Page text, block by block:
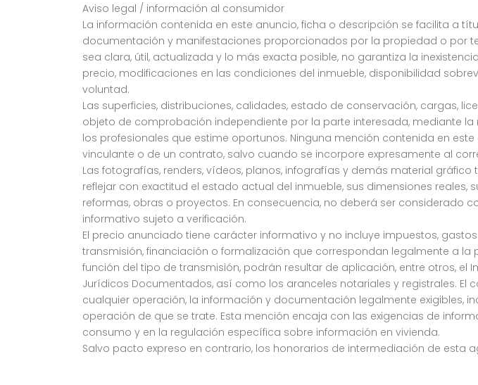
Aviso legal / información al consumidor
La información contenida en este anuncio, ficha o descripción se facilita a
documentación y manifestaciones proporcionados por la propiedad o por
sea clara, útil, actualizada y lo más exacta posible, no garantiza la
precio, modificaciones en las condiciones del inmueble, disponibilidad
voluntad.
Las superficies, distribuciones, calidades, estado de conservación, cargas,
objeto de comprobación independiente por la parte interesada, mediante
los profesionales que estime oportunos. Ninguna mención contenida en
vinculante o de un contrato, salvo cuando se incorpore expresamente al
Las fotografías, renders, vídeos, planos, infografías y demás material
reflejar con exactitud el estado actual del inmueble, sus dimensiones
reformas, obras o proyectos. En consecuencia, no deberá ser
informativo sujeto a verificación.
El precio anunciado tiene carácter informativo y no incluye impuestos,
transmisión, financiación o formalización que correspondan legalmente a la
función del tipo de transmisión, podrán resultar de aplicación, entre otros, el
Jurídicos Documentados, así como los aranceles notariales y registrales.
cualquier operación, la información y documentación legalmente exigibles,
operación de que se trate. Esta mención encaja con las exigencias de
consumo y en la regulación específica sobre información en vivienda.
Salvo pacto expreso en contrario, los honorarios de intermediación de esta